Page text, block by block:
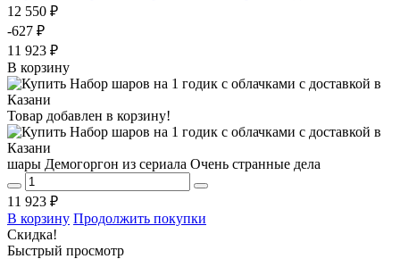
12 550 ₽
-627 ₽
11 923 ₽
В корзину
Товар добавлен в корзину!
шары Демогоргон из сериала Очень странные дела
11 923 ₽
В корзину Продолжить покупки
Скидка!
Быстрый просмотр